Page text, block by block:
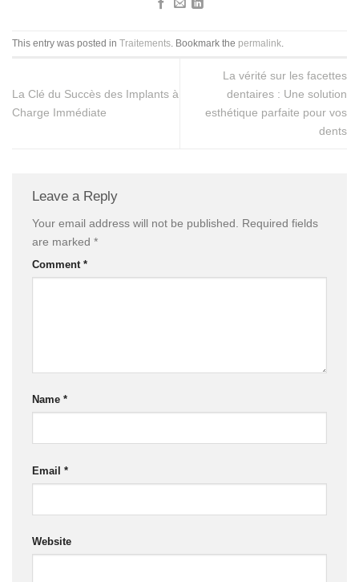
This entry was posted in Traitements . Bookmark the permalink
La Clé du Succès des Implants à
Charge Immédiate
La vérité sur les facettes
dentaires : Une solution
esthétique parfaite pour vos
dents
Leave a Reply
Your email address will not be published.
Required fields
are marked *
Comment *
Name *
Email *
Website